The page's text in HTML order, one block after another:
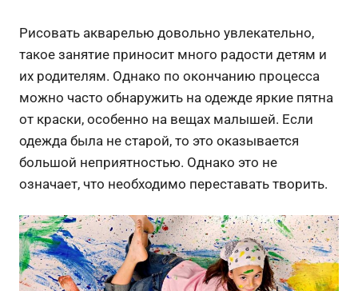
Рисовать акварелью довольно увлекательно,
такое занятие приносит много радости детям и
их родителям. Однако по окончанию процесса
можно часто обнаружить на одежде яркие пятна
от краски, особенно на вещах малышей. Если
одежда была не старой, то это оказывается
большой неприятностью. Однако это не
означает, что необходимо переставать творить.